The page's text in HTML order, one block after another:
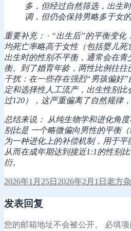
多，但经过自然筛选，出生
调，但仍会保持男略多于女的
重要补充： · “出生后”的平衡变
均死亡率略高于女性（包括婴儿
出生时的性别不平衡，通常会在
衡。到了婚育年龄，两性比例往往
干扰：在一些存在强烈“男孩偏好
定和选择性人工流产，出生性别
过120），这严重偏离了自然规律
总结来说： 从纯生物学和进化角
别比是 一个略微偏向男性的平衡
为一种进化上的补偿机制，用于平
从而在成年期达到接近1:1的性别
衍。
发
于
2026年1月25日 2026年2月1日 作
老方分
发表回复
您的邮箱地址不会被公开。 必填项